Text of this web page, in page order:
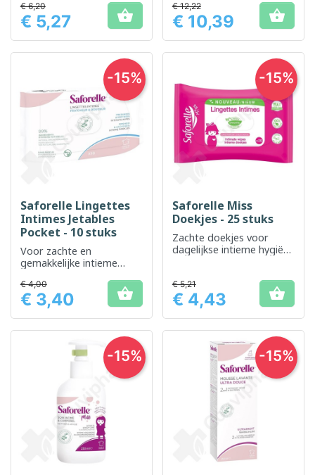
Prijs
€ 6,20
€ 5,27 
huid
Prijs
€ 12,22
€ 10,39 
Saforelle Lingettes
Intimes Jetables
Pocket - 10 stuks
Voor zachte en
gemakkelijke intieme
Prijs
€ 4,00
€ 3,40 
-15%
Saforelle Miss
Doekjes - 25 stuks
Zachte doekjes voor
dagelijkse intieme hygiëne
Prijs
€ 5,21
€ 4,43 
-15%
-15% -15%